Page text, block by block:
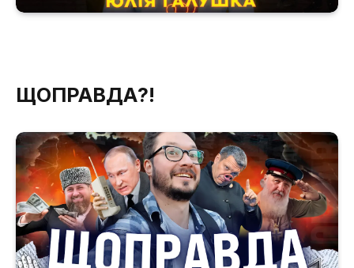
ЩОПРАВДА?!